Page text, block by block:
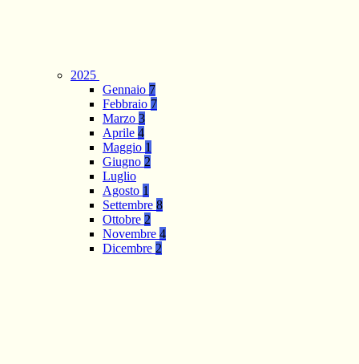
2025
Gennaio 7
Febbraio 7
Marzo 3
Aprile 4
Maggio 1
Giugno 2
Luglio
Agosto 1
Settembre 8
Ottobre 2
Novembre 4
Dicembre 2